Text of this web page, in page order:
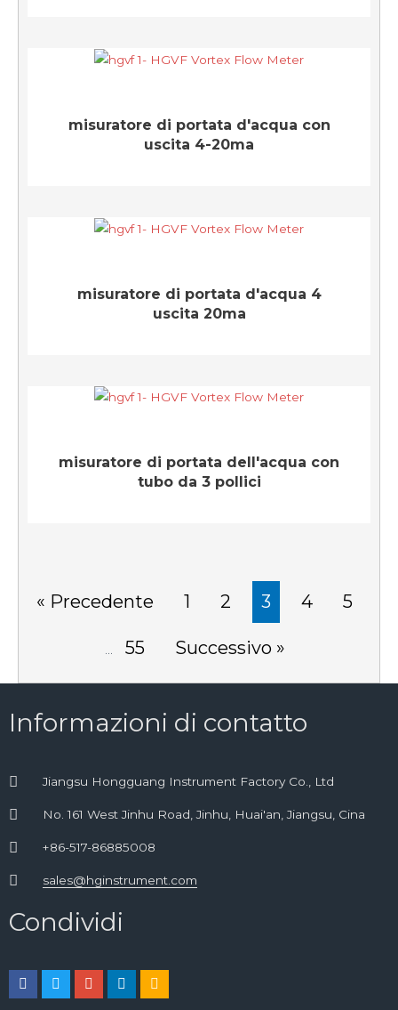
misuratore di portata d'acqua con
uscita 4-20ma
misuratore di portata d'acqua 4
uscita 20ma
misuratore di portata dell'acqua con
tubo da 3 pollici
« Precedente 1 2 3 4 5
... 55 Successivo »
Informazioni di contatto
Jiangsu Hongguang Instrument Factory Co., Ltd
No. 161 West Jinhu Road, Jinhu, Huai'an, Jiangsu, Cina
+86-517-86885008
sales@hginstrument.com
Condividi